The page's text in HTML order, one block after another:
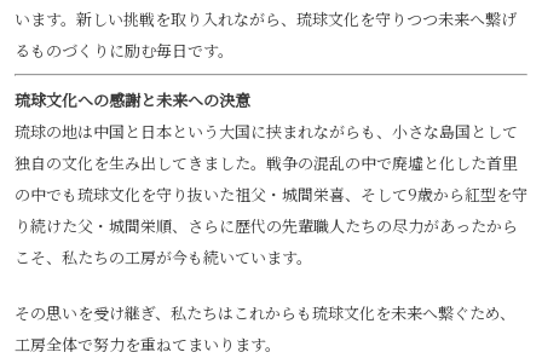
います。新しい挑戦を取り入れながら、琉球文化を守りつつ未来へ繋げ
るものづくりに励む毎日です。
琉球文化への感謝と未来への決意
琉球の地は中国と日本という大国に挟まれながらも、小さな島国として
独自の文化を生み出してきました。戦争の混乱の中で廃墟と化した首里
の中でも琉球文化を守り抜いた祖父・城間栄喜、そして9歳から紅型を守
り続けた父・城間栄順、さらに歴代の先輩職人たちの尽力があったから
こそ、私たちの工房が今も続いています。
その思いを受け継ぎ、私たちはこれからも琉球文化を未来へ繋ぐため、
工房全体で努力を重ねてまいります。